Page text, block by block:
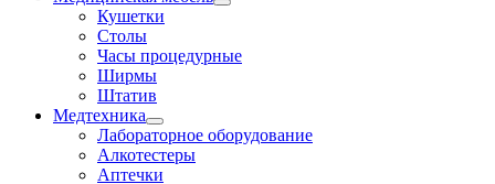
Кушетки
Столы
Часы процедурные
Ширмы
Штатив
Медтехника
Лабораторное оборудование
Алкотестеры
Аптечки